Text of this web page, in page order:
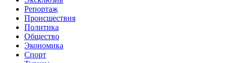
Репортаж
Происшествия
Политика
Общество
Экономика
Спорт